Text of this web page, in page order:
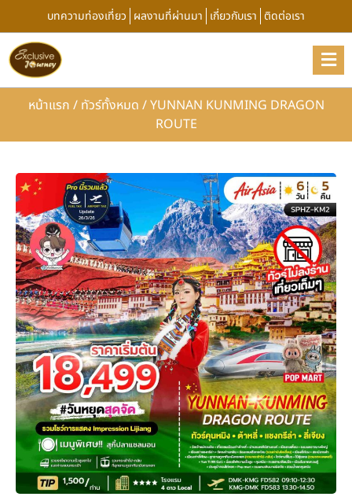
บทความท่องเที่ยว ผลงานที่ผ่านมา เกี่ยวกับเรา ติดต่อเรา
หน้าแรก / ทัวร์ทั้งหมด /YUNNAN KUNMING DRAGON
ROUTE